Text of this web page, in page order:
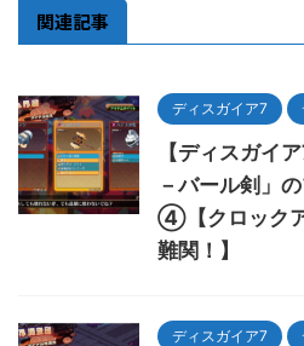
関連記事
ディスガイア7
【ディスガイ
－バール剣」
④【クロック
難関！】
ディスガイア7